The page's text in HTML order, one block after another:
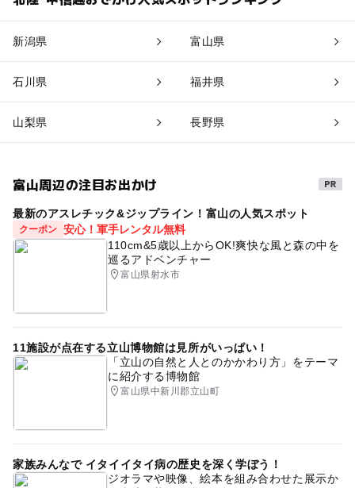
新潟県 富山県
石川県 福井県
山梨県 長野県
富山周辺の注目お出かけ
最新のアスレチック&ジップライン！富山の人気スポット
クーポン 安心！軍手レンタル無料
110cm&5歳以上からOK!爽快な風と森の中を
巡るアドベンチャー
富山県射水市
11施設が点在する立山博物館は見所がいっぱい！
「立山の自然と人とのかかわり方」をテーマ
に紹介する博物館
富山県中新川郡立山町
家族みんなで イタイイタイ病の歴史を深く学ぼう！
ジオラマや映像、絵本を組み合わせた展示か